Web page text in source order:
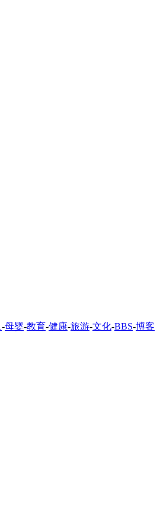
-母婴-教育-健康-旅游-文化-BBS-博客